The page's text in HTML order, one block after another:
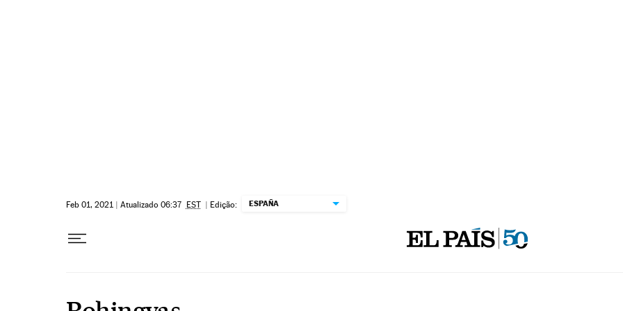
Feb 01, 2021 | Atualizado 06:37 EST | Edição: ESPAÑA